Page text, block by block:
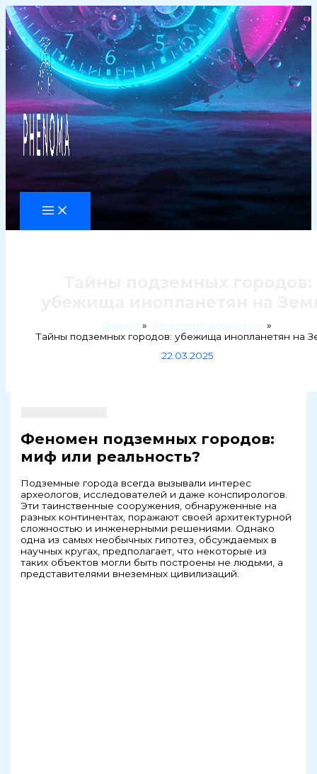
Перейти
к
содержимому
Главная
Феномены вселенной
Тайны подземных городов: убежища инопланетян на
22.03.2025
Феномен подземных городов:
миф или реальность?
Подземные города всегда вызывали интерес
археологов, исследователей и даже конспирологов.
Эти таинственные сооружения, обнаруженные на
разных континентах, поражают своей архитектурной
сложностью и инженерными решениями. Однако
одна из самых необычных гипотез, обсуждаемых в
научных кругах, предполагает, что некоторые из
таких объектов могли быть построены не людьми, а
представителями внеземных цивилизаций.